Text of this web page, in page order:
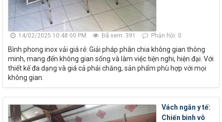
14/02/2025 10:48:00 PM Đã xem: 391 Phản hồi: 0
Bình phong inox vải giá rẻ: Giải pháp phân chia không gian thông
minh, mang đến không gian sống và làm việc tiện nghi, hiện đại. Với
thiết kế đa dạng và giá cả phải chăng, sản phẩm phù hợp với mọi
không gian.
Vách ngăn y tế:
Chiến binh vô